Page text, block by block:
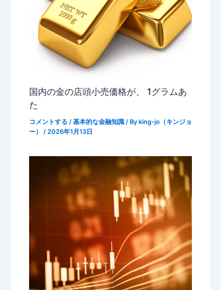
国内の金の店頭小売価格が、 1グラムあ
た
コメントする / 基本的な金融知識/ By king-jo（キンジョ
ー） / 2026年1月13日